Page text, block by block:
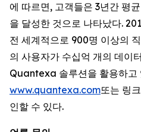
에 따르면, 고객들은 3년간 평
을 달성한 것으로 나타났다.
전 세계적으로 900명 이상의
의 사용자가 수십억 개의 데이
Quantexa 솔루션을 활용하고
www.quantexa.com또는 링
인할 수 있다.